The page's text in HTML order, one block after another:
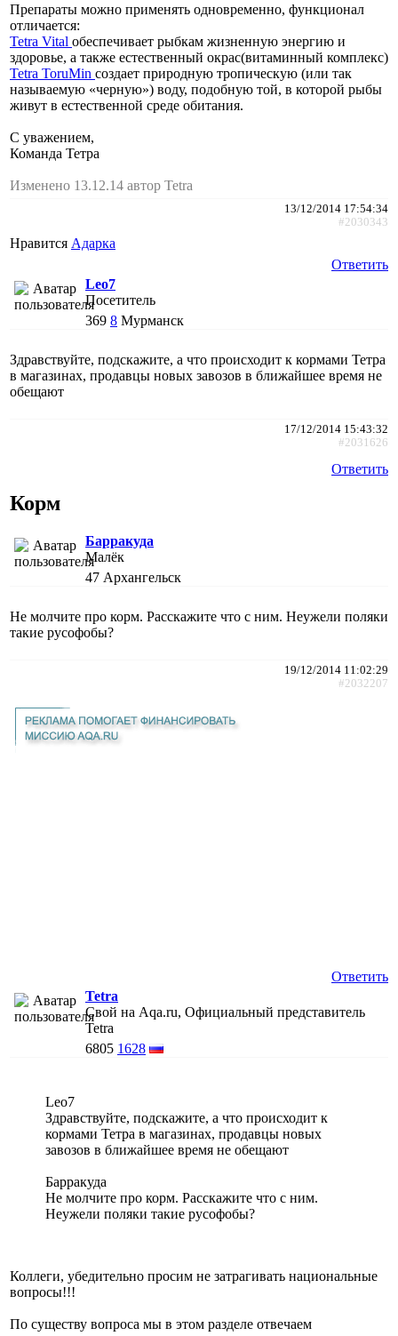
Препараты можно применять одновременно, функционал
отличается:
Tetra Vital обеспечивает рыбкам жизненную энергию и
здоровье, а также естественный окрас(витаминный комплекс)
Tetra ToruMin создает природную тропическую (или так
называемую «черную») воду, подобную той, в которой рыбы
живут в естественной среде обитания.
С уважением,
Команда Тетра
Изменено 13.12.14 автор Tetra
13/12/2014 17:54:34
#2030343
Нравится Адарка
Ответить
Leo7
Посетитель
369 8 Мурманск
Здравствуйте, подскажите, а что происходит к кормами Тетра
в магазинах, продавцы новых завозов в ближайшее время не
обещают
17/12/2014 15:43:32
#2031626
Ответить
Корм
Барракуда
Малёк
47 Архангельск
Не молчите про корм. Расскажите что с ним. Неужели поляки
такие русофобы?
19/12/2014 11:02:29
#2032207
Ответить
Tetra
Свой на Aqa.ru, Официальный представитель
Tetra
6805 1628
Leo7
Здравствуйте, подскажите, а что происходит к
кормами Тетра в магазинах, продавцы новых
завозов в ближайшее время не обещают
Барракуда
Не молчите про корм. Расскажите что с ним.
Неужели поляки такие русофобы?
Коллеги, убедительно просим не затрагивать национальные
вопросы!!!
По существу вопроса мы в этом разделе отвечаем